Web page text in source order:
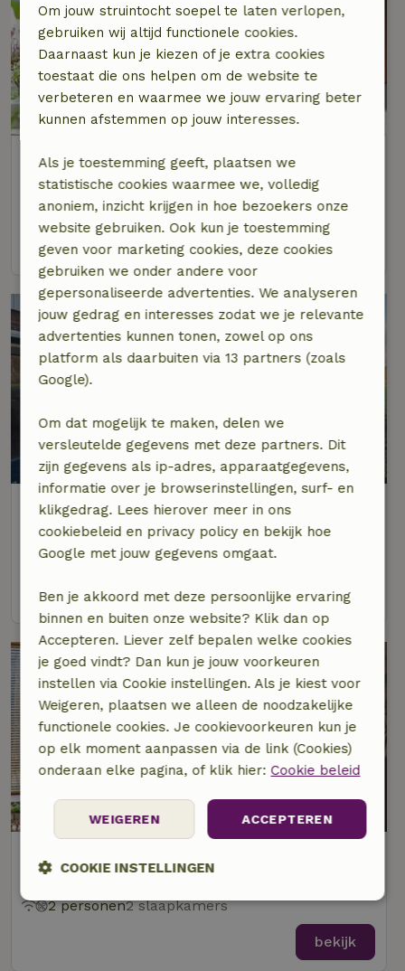
Natuurhuisje in Angerlo
Op 6 km afstand van Wehl
8,2/10
4 personen2 slaapkamers
bekijk
Natuurhuisje in Beek montferland
Op 6 km afstand van Wehl
9/10
4 personen2 slaapkamers
bekijk
Op 6 km afstand van Wehl
2 personen2 slaapkamers
bekijk
Om jouw struintocht soepel te laten verlopen,
gebruiken wij altijd functionele cookies.
Daarnaast kun je kiezen of je extra cookies
toestaat die ons helpen om de website te
verbeteren en waarmee we jouw ervaring beter
kunnen afstemmen op jouw interesses.
Als je toestemming geeft, plaatsen we
statistische cookies waarmee we, volledig
anoniem, inzicht krijgen in hoe bezoekers onze
website gebruiken. Ook kun je toestemming
geven voor marketing cookies, deze cookies
gebruiken we onder andere voor
gepersonaliseerde advertenties. We analyseren
jouw gedrag en interesses zodat we je relevante
advertenties kunnen tonen, zowel op ons
platform als daarbuiten via 13 partners (zoals
Google).
Om dat mogelijk te maken, delen we
versleutelde gegevens met deze partners. Dit
zijn gegevens als ip-adres, apparaatgegevens,
informatie over je browserinstellingen, surf- en
klikgedrag. Lees hierover meer in ons
cookiebeleid en privacy policy en bekijk hoe
Google met jouw gegevens omgaat.
Ben je akkoord met deze persoonlijke ervaring
binnen en buiten onze website? Klik dan op
Accepteren. Liever zelf bepalen welke cookies
je goed vindt? Dan kun je jouw voorkeuren
instellen via Cookie instellingen. Als je kiest voor
Weigeren, plaatsen we alleen de noodzakelijke
functionele cookies. Je cookievoorkeuren kun je
op elk moment aanpassen via de link (Cookies)
onderaan elke pagina, of klik hier: Cookie beleid
ACCEPTEREN
WEIGEREN
COOKIE INSTELLINGEN
Strikt
Prestatie Targeting